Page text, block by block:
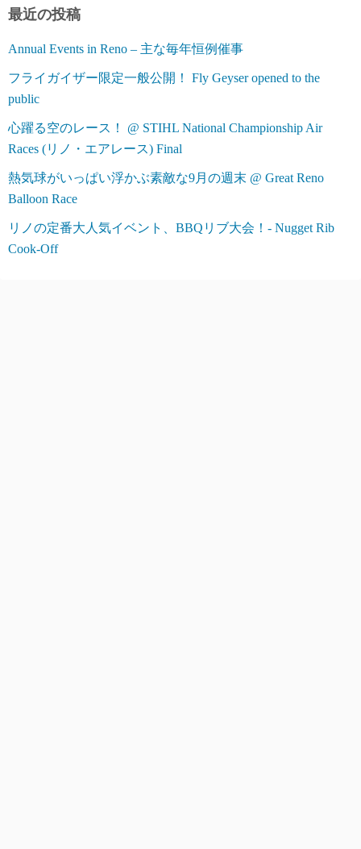
ー
最近の投稿
Annual Events in Reno – 主な毎年恒例催事
フライガイザー限定一般公開！ Fly Geyser opened to the
public
心躍る空のレース！ @ STIHL National Championship Air
Races (リノ・エアレース) Final
熱気球がいっぱい浮かぶ素敵な9月の週末 @ Great Reno
Balloon Race
リノの定番大人気イベント、BBQリブ大会！- Nugget Rib
Cook-Off